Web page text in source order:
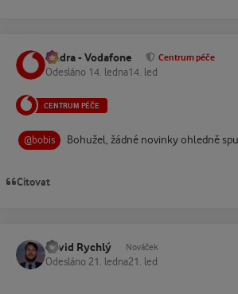
Ondra - Vodafone Centrum péče
Odesláno 14. ledna14. led
CENTRUM PÉČE
@bobis Bohužel, žádné novinky ohledně
Citovat
David Rychlý Nováček
Odesláno 21. ledna21. led